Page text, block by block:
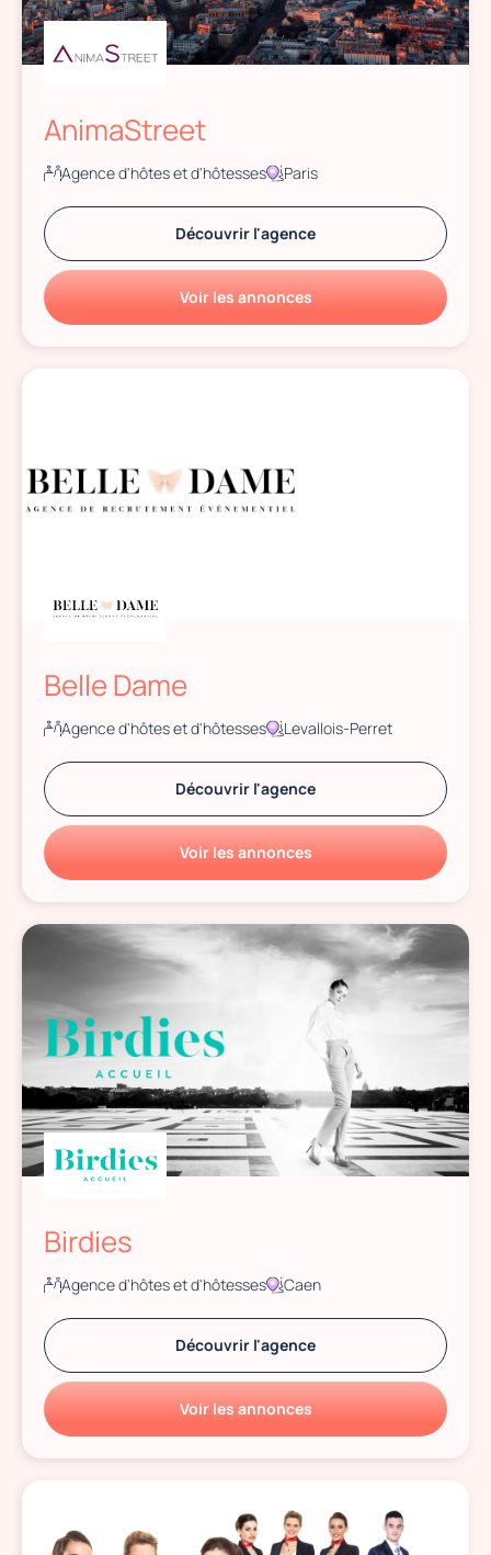
AnimaStreet
Agence d'hôtes et d'hôtesses Paris
Découvrir l'agence
Voir les annonces
Belle Dame
Agence d'hôtes et d'hôtesses Levallois-Perret
Découvrir l'agence
Voir les annonces
Birdies
Agence d'hôtes et d'hôtesses Caen
Découvrir l'agence
Voir les annonces